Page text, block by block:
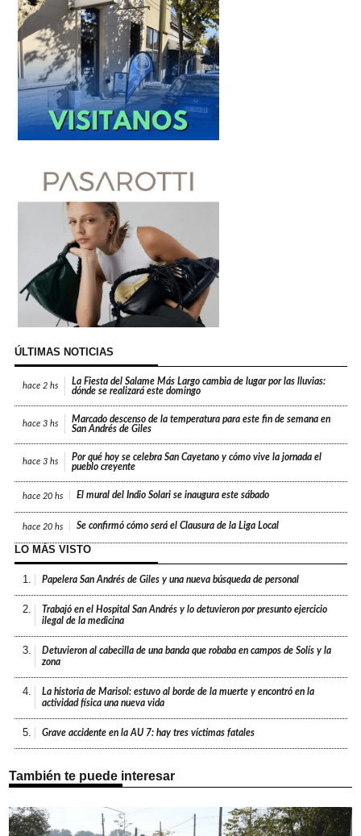
ÚLTIMAS NOTICIAS
hace 2 hs
La Fiesta del Salame Más Largo cambia de lugar por las lluvias:
dónde se realizará este domingo
hace 3 hs
Marcado descenso de la temperatura para este fin de semana en
San Andrés de Giles
hace 3 hs
Por qué hoy se celebra San Cayetano y cómo vive la jornada el
pueblo creyente
hace 20 hs El mural del Indio Solari se inaugura este sábado
hace 20 hs Se confirmó cómo será el Clausura de la Liga Local
LO MÁS VISTO
1. Papelera San Andrés de Giles y una nueva búsqueda de personal
2.
Trabajó en el Hospital San Andrés y lo detuvieron por presunto ejercicio
ilegal de la medicina
3.
Detuvieron al cabecilla de una banda que robaba en campos de Solís y la
zona
4.
La historia de Marisol: estuvo al borde de la muerte y encontró en la
actividad física una nueva vida
5. Grave accidente en la AU 7: hay tres víctimas fatales
También te puede interesar